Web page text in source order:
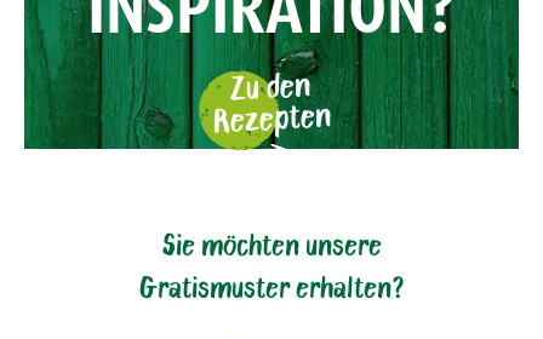
Zu den
Rezepten
Sie möchten unsere
Gratismuster erhalten?